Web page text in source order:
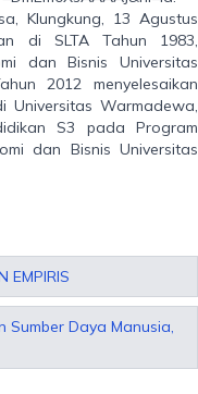
Klungkung, 13 Agustus
di SLTA Tahun 1983,
dan Bisnis Universitas
2012 menyelesaikan
Universitas Warmadewa,
S3 pada Program
dan Bisnis Universitas
EMPIRIS
Sumber Daya Manusia,